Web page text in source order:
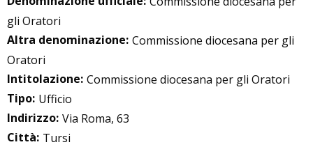
gli Oratori
Altra denominazione: Commissione diocesana per gli
Oratori
Intitolazione: Commissione diocesana per gli Oratori
Tipo: Ufficio
Indirizzo: Via Roma, 63
Città: Tursi